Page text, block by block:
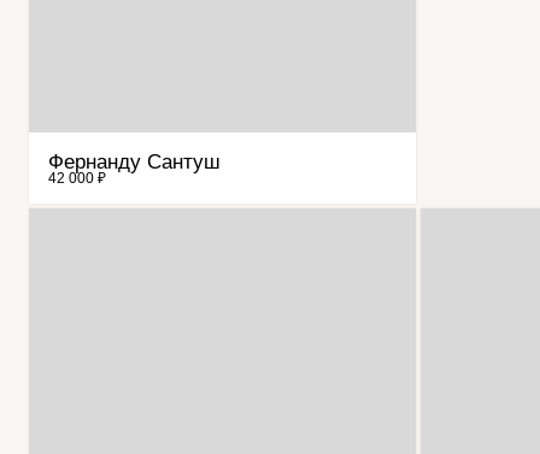
Фернанду Сантуш
42 000 ₽